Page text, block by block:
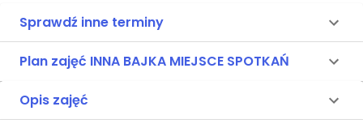
Sprawdź inne terminy
Plan zajęć INNA BAJKA MIEJSCE SPOTKAŃ
Opis zajęć